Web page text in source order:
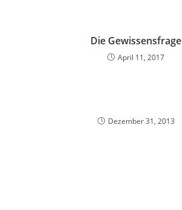
Die Gewissensfrage
April 11, 2017
Dezember 31, 2013